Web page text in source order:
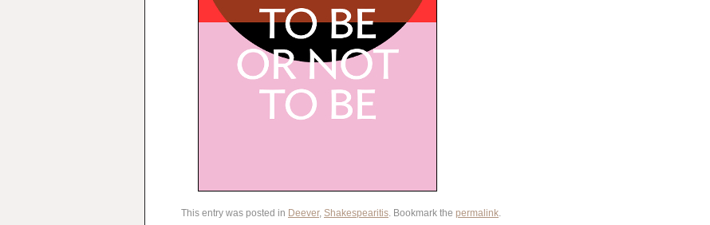
This entry was posted in Deever, Shakespearitis. Bookmark the permalink.